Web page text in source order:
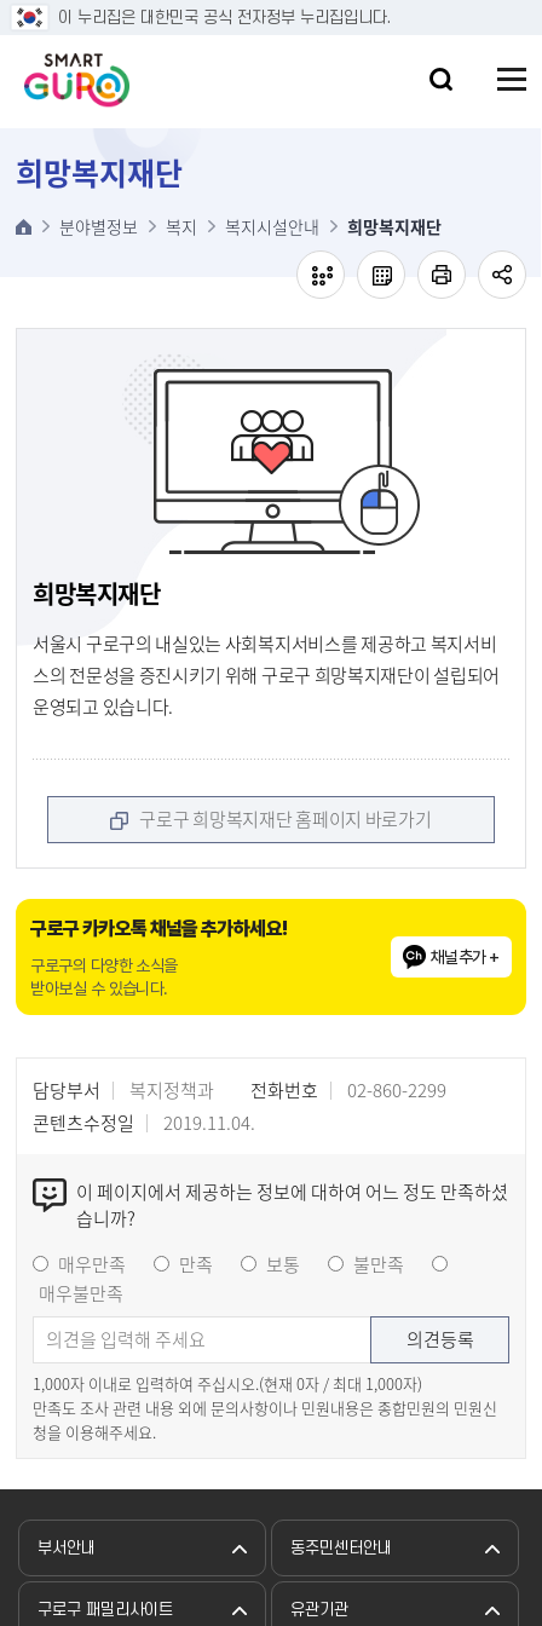
본문 바로가기
이 누리집은 대한민국 공식 전자정부 누리집입니다.
희망복지재단
분야별정보 복지 복지시설안내 희망복지재단
희망복지재단
서울시 구로구의 내실있는 사회복지서비스를 제공하고 복지서비
스의 전문성을 증진시키기 위해 구로구 희망복지재단이 설립되어
운영되고 있습니다.
구로구 희망복지재단 홈페이지 바로가기
구로구 카카오톡 채널을 추가하세요!
구로구의 다양한 소식을
받아보실 수 있습니다.
채널추가 +
담당부서 복지정책과 전화번호
02-860-2299
콘텐츠수정일
2019.11.04.
이 페이지에서 제공하는 정보에 대하여 어느 정도 만족하셨
습니까?
매우만족
만족 보통
불만족
매우불만족
1,000자 이내로 입력하여 주십시오.(현재 0자 / 최대 1,000자)
만족도 조사 관련 내용 외에 문의사항이나 민원내용은 종합민원의 민원신
청을 이용해주세요.
부서안내 동주민센터안내
구로구 패밀리사이트 유관기관